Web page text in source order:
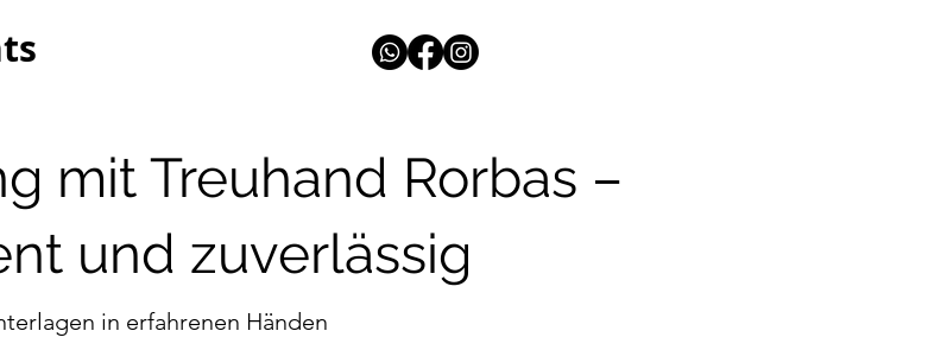
mit Treuhand Rorbas –
und zuverlässig
in erfahrenen Händen